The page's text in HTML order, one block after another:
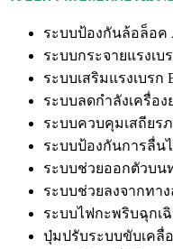
ระบบป้องกันล้อล็อค
ระบบกระจายแรงเบ
ระบบเสริมแรงเบรก
ระบบลดกำลังเครื่อง
ระบบควบคุมเสถียร
ระบบป้องกันการลื่น
ระบบช่วยออกตัวบน
ระบบช่วยลงจากทา
ระบบไฟกะพริบฉุกเ
ปุ่มปรับระบบขับเคลื่อ